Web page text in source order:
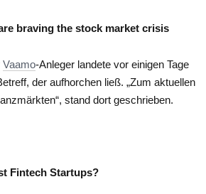
braving the stock market crisis
Vaamo-Anleger landete vor einigen Tage
der aufhorchen ließ. „Zum aktuellen
stand dort geschrieben.
Fintech Startups?